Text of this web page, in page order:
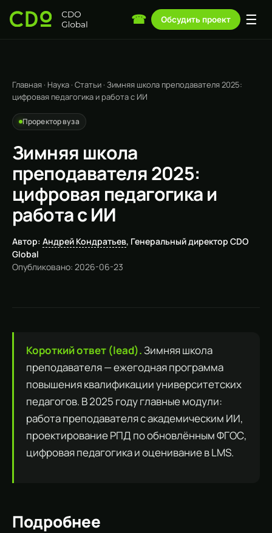
☎ Обсудить проект ☰
Главная · Наука · Статьи · Зимняя школа преподавателя 2025:
цифровая педагогика и работа с ИИ
Проректор вуза
Зимняя школа
преподавателя 2025:
цифровая педагогика и
работа с ИИ
Автор: Андрей Кондратьев, Генеральный директор CDO
Global
Опубликовано: 2026-06-23
Короткий ответ (lead).Зимняя школа
преподавателя — ежегодная программа
повышения квалификации университетских
педагогов. В 2025 году главные модули:
работа преподавателя с академическим ИИ,
проектирование РПД по обновлённым ФГОС,
цифровая педагогика и оценивание в LMS.
Подробнее